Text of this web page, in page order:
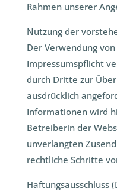
Rahmen unserer
Nutzung der
Der Verwendung
Impressumspflicht
durch Dritte zur
ausdrücklich
Informationen wird
Betreiberin der
unverlangten
rechtliche Schritte
Haftungsausschluss